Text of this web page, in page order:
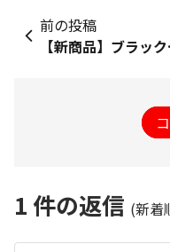
前の投稿
【新
1 件の返信 (新着